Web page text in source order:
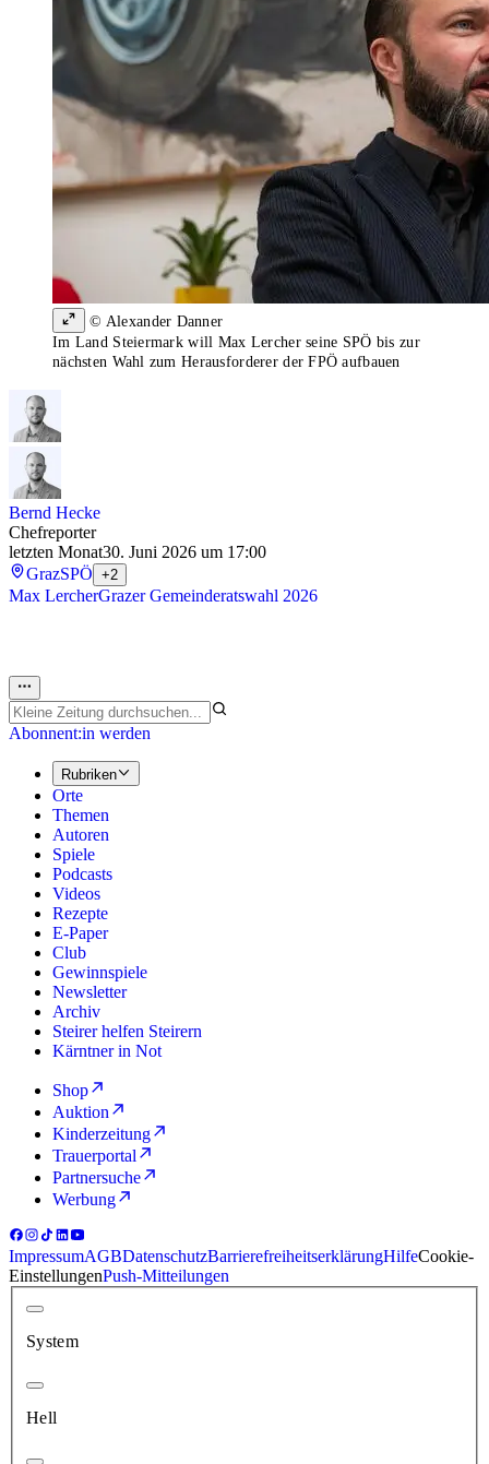
© Alexander Danner
Im Land Steiermark will Max Lercher seine SPÖ bis zur
nächsten Wahl zum Herausforderer der FPÖ aufbauen
Bernd Hecke
Chefreporter
letzten Monat30. Juni 2026 um 17:00
GrazSPÖ +2
Max LercherGrazer Gemeinderatswahl 2026
Abonnent:in werden
Rubriken
Orte
Themen
Autoren
Spiele
Podcasts
Videos
Rezepte
E-Paper
Club
Gewinnspiele
Newsletter
Archiv
Steirer helfen Steirern
Kärntner in Not
Shop
Auktion
Kinderzeitung
Trauerportal
Partnersuche
Werbung
ImpressumAGBDatenschutzBarrierefreiheitserklärungHilfeCookie-
EinstellungenPush-Mitteilungen
System
Hell